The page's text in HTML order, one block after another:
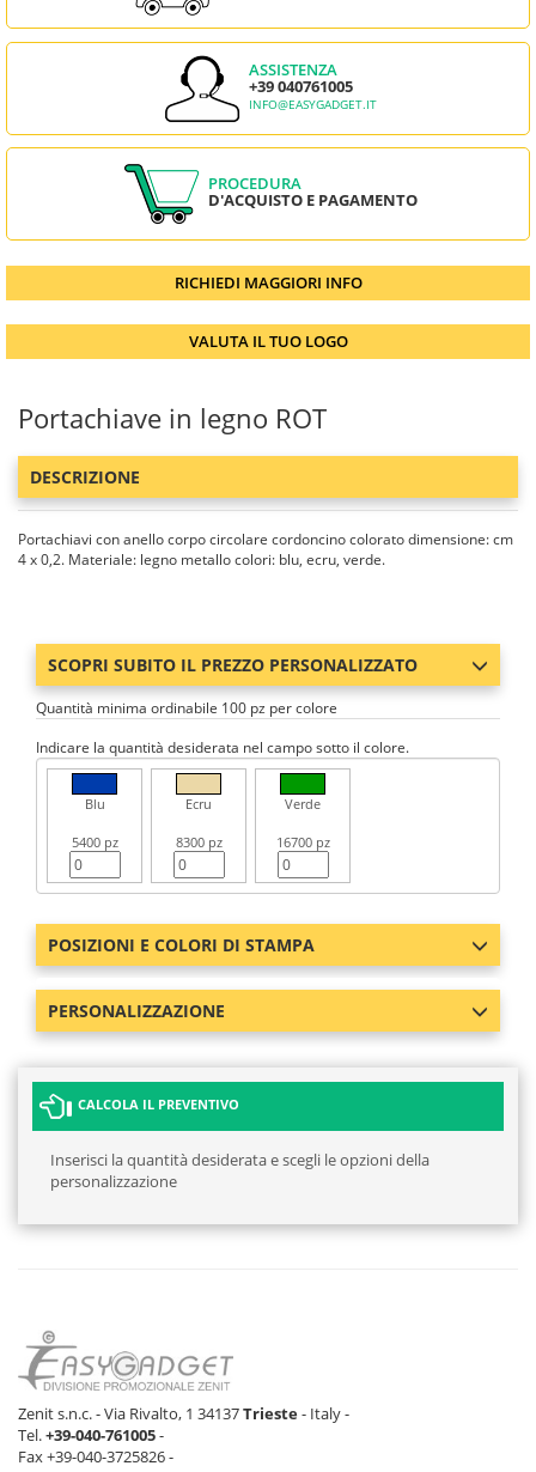
ASSISTENZA
+39 040761005
INFO@EASYGADGET.IT
PROCEDURA
D'ACQUISTO E PAGAMENTO
RICHIEDI MAGGIORI INFO
VALUTA IL TUO LOGO
Portachiave in legno ROT
DESCRIZIONE
Portachiavi con anello corpo circolare cordoncino colorato dimensione: cm
4 x 0,2. Materiale: legno metallo colori: blu, ecru, verde.
SCOPRI SUBITO IL PREZZO PERSONALIZZATO
Quantità minima ordinabile 100 pz per colore
Indicare la quantità desiderata nel campo sotto il colore.
Blu
5400 pz
Ecru
8300 pz
Verde
16700 pz
POSIZIONI E COLORI DI STAMPA
PERSONALIZZAZIONE
CALCOLA IL PREVENTIVO
Inserisci la quantità desiderata e scegli le opzioni della
personalizzazione
Zenit s.n.c. - Via Rivalto, 1 34137Trieste- Italy -
Tel.+39-040-761005-
Fax +39-040-3725826 -